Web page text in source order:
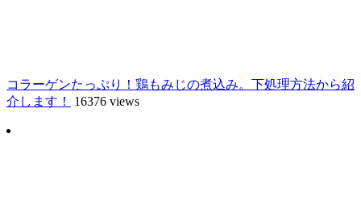
コラーゲンたっぷり！鶏もみじの煮込み。下処理方法から紹
介します！
16376 views